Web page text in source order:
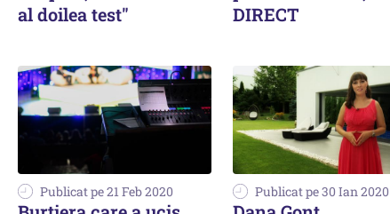
al doilea test"
DIRECT
Publicat pe 21 Feb 2020 Publicat pe 30 Ian 2020